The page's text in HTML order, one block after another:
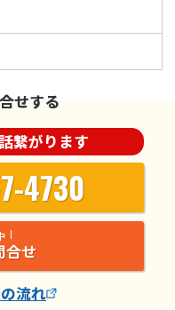
せする
繋がります
4730
合せ
流れ